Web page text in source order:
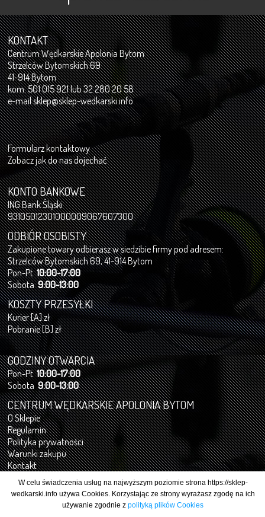
KONTAKT
Centrum Wędkarskie Apolonia Bytom
Strzelców Bytomskich 69
41-914 Bytom
kom. 501 015 921 lub 32 280 20 58
e-mailsklep@sklep-wedkarski.info
Formularz kontaktowy
Zobacz jak do nas dojechać
KONTO BANKOWE
ING Bank Śląski
93105012301000009067607300
ODBIÓR OSOBISTY
Zakupione towary odbierasz w siedzibie firmy pod adresem:
Strzelców Bytomskich 69, 41-914 Bytom
Pon-Pt10:00-17:00
Sobota9:00-13:00
KOSZTY PRZESYŁKI
Kurier [A] zł
Pobranie [B] zł
GODZINY OTWARCIA
Pon-Pt10:00-17:00
Sobota9:00-13:00
CENTRUM WĘDKARSKIE APOLONIA BYTOM
O Sklepie
Regulamin
Polityka prywatności
Warunki zakupu
Kontakt
Formularz odstąpienia od umowy
W celu świadczenia usług na najwyższym poziomie strona https://sklep-
wedkarski.info używa Cookies. Korzystając ze strony wyrażasz zgodę na ich
używanie zgodnie zpolityką plików Cookies